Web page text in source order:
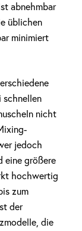
abnehmbar
üblichen
minimiert
schnellen
nicht
jedoch
eine größere
hochwertig
zum
der
die